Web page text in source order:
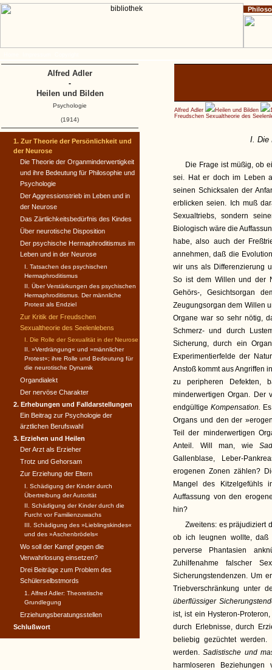
Alfred Adler Heilen und Bilden
Freudschen Sexualtheorie des
I. Die
Die Frage ist müßig, ob
sei. Hat er doch im Leben
seinen Schicksalen der
erblicken seien. Ich muß
Sexualtriebs, sondern
Biologisch wäre die
habe, also auch der
annehmen, daß die
wir uns als Differenzierung
So ist dem Willen und der
Gehörs-, Gesichtsorgan
Zeugungsorgan dem Willen
Organe war so sehr nötig,
Schmerz- und durch
Sicherung, durch ein
Experimentierfelde der
Anstoß kommt aus Angriffen
zu peripheren Defekten,
minderwertigen Organ. Der
endgültige Kompensation.
Organs und den der
Teil der minderwertigen
Anteil. Will man, wie
Gallenblase, Leber-
erogenen Zonen zählen?
Mangel des Kitzelgefühls
Auffassung von den
hin?
Zweitens: es präjudiziert
ob ich leugnen wollte, daß
perverse Phantasien
Zuhilfenahme falscher
Sicherungstendenzen. Um
Triebverschränkung unter
überflüssiger
ist, ist ein Hysteron-
durch Erlebnisse, durch
beliebig gezüchtet
werden.Sadistische und
harmloseren Beziehungen
1. Zur Theorie der Persönlichkeit und
der Neurose
Die Theorie der Organminder­wertigkeit
und ihre Bedeutung für Philosophie und
Psychologie
Der Aggressionstrieb im Leben und in
der Neurose
Das Zärtlichkeitsbedürfnis des Kindes
Über neurotische Disposition
Der psychische Hermaphroditis­mus im
Leben und in der Neurose
I. Tatsachen des psychischen
Hermaphroditismus
II. Über Verstärkungen des psychischen
Hermaphroditismus. Der männliche
Protest als Endziel
Zur Kritik der Freudschen
Sexualtheorie des Seelenlebens
I. Die Rolle der Sexualität in der Neurose
II. »Verdrängung« und »männ­licher
Protest«; ihre Rolle und Bedeutung für
die neurotische Dynamik
Organdialekt
Der nervöse Charakter
2. Erhebungen und Falldarstellungen
Ein Beitrag zur Psychologie der
ärztlichen Berufswahl
3. Erziehen und Heilen
Der Arzt als Erzieher
Trotz und Gehorsam
Zur Erziehung der Eltern
I. Schädigung der Kinder durch
Übertreibung der Autorität
II. Schädigung der Kinder durch die
Furcht vor Familienzuwachs
III. Schädigung des »Lieblingskindes«
und des »Aschenbrödels«
Wo soll der Kampf gegen die
Verwahrlosung einsetzen?
Drei Beiträge zum Problem des
Schülerselbstmords
1. Alfred Adler: Theoretische
Grundlegung
Erziehungsberatungsstellen
Schlußwort
Alfred Adler
-
Heilen und Bilden
Psychologie
(1914)